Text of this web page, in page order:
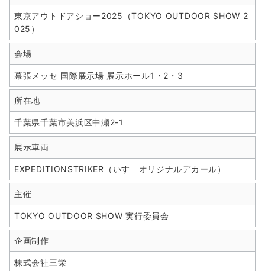
東京アウトドアショー2025（TOKYO OUTDOOR SHOW 2
025）
会場
幕張メッセ 国際展示場 展示ホール1・2・3
所在地
千葉県千葉市美浜区中瀬2-1
展示車両
EXPEDITIONSTRIKER（いすゞオリジナルデカール）
主催
TOKYO OUTDOOR SHOW 実行委員会
企画制作
株式会社三栄